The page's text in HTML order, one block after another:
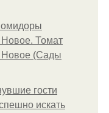
Томат
Новое (Сады
гости
искать